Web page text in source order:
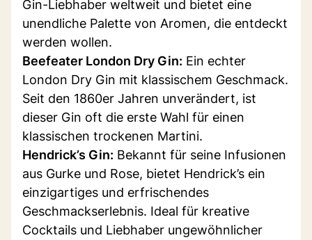
Gin-Liebhaber weltweit und bietet eine
unendliche Palette von Aromen, die entdeckt
werden wollen.
Beefeater London Dry Gin: Ein echter
London Dry Gin mit klassischem Geschmack.
Seit den 1860er Jahren unverändert, ist
dieser Gin oft die erste Wahl für einen
klassischen trockenen Martini.
Hendrick’s Gin: Bekannt für seine Infusionen
aus Gurke und Rose, bietet Hendrick’s ein
einzigartiges und erfrischendes
Geschmackserlebnis. Ideal für kreative
Cocktails und Liebhaber ungewöhnlicher